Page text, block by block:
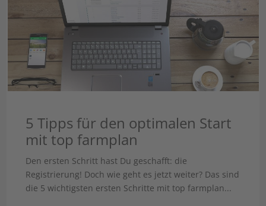
5 Tipps für den optimalen Start
mit top farmplan
Den ersten Schritt hast Du geschafft: die
Registrierung! Doch wie geht es jetzt weiter? Das sind
die 5 wichtigsten ersten Schritte mit top farmplan...